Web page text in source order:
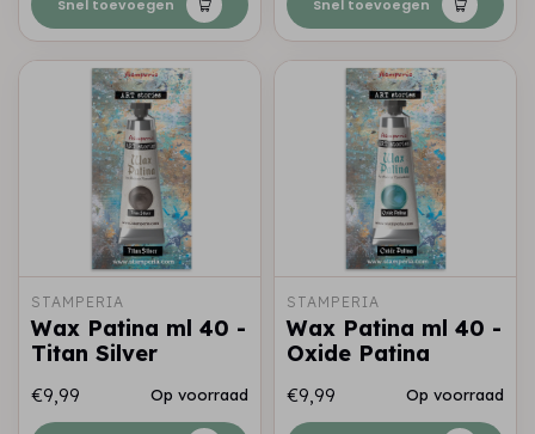
Snel toevoegen Snel toevoegen
STAMPERIA
Wax Patina ml 40 -
Titan Silver
€9,99 Op voorraad
STAMPERIA
Wax Patina ml 40 -
Oxide Patina
€9,99 Op voorraad